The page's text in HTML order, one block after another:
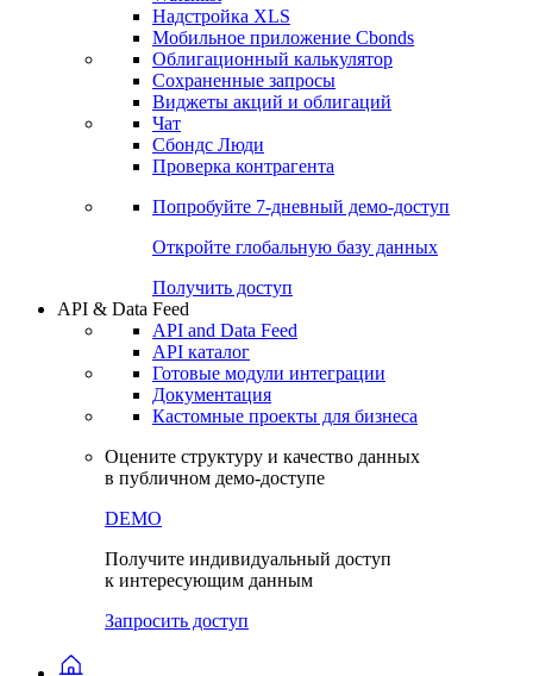
Получить доступ
Инструментарий
Портфель
Watchlist
Надстройка XLS
Мобильное приложение Cbonds
Облигационный калькулятор
Сохраненные запросы
Чат
Проверка контрагента
Попробуйте7-дневный
Откройте глобальную базу данных
Получить доступ
API & Data Feed
API and Data Feed
Готовые модули интеграции
Документация
в публичном демо-доступе